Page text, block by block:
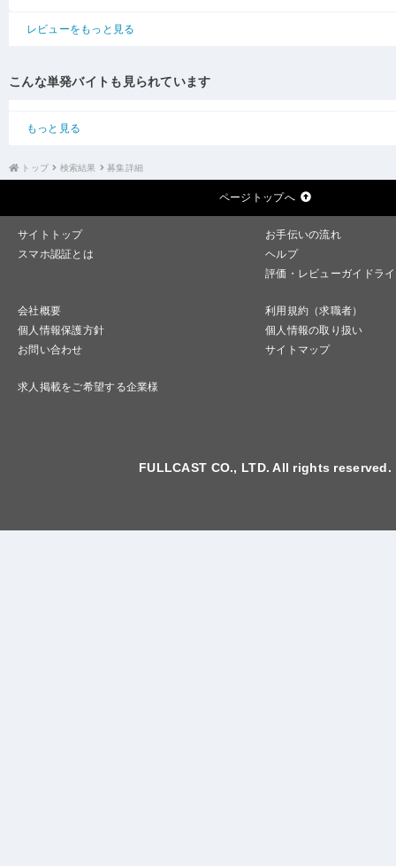
レビューをもっと見る
こんな単発バイトも見られています
もっと見る
トップ 検索結果 募集詳細
ページトップへ
サイトトップ
お手伝いの流れ
スマホ認証とは
ヘルプ
評価・レビューガイドラ
会社概要
利用規約（求職者）
個人情報保護方針
個人情報の取り扱い
お問い合わせ
サイトマップ
求人掲載をご希望する企業様
FULLCAST CO., LTD. All rights reserved.